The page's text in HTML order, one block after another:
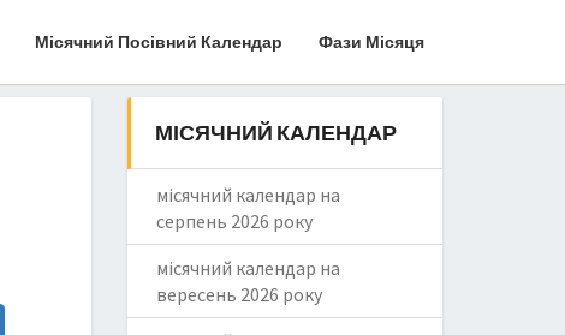
Місячний Посівний Календар Фази Місяця
МІСЯЧНИЙ КАЛЕНДАР
місячний календар на
серпень 2026 року
місячний календар на
вересень 2026 року